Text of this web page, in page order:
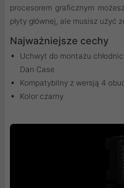
procesorem graficznym
płyty głównej, ale musisz użyć
Najważniejsze cechy
Uchwyt do montażu
Dan Case
Kompatybilny z wersją 4
Kolor czarny